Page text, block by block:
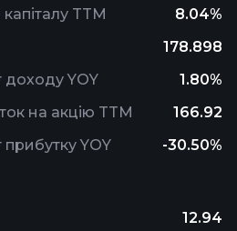
TTM
8.04%
178.898
доходу YOY
1.80%
на акцію TTM
166.92
YOY
-30.50%
12.94